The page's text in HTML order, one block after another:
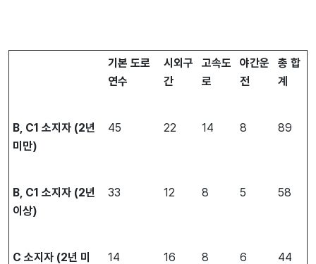
기본 도로
연수
시외구
간
고속도
로
야간운
전
총 합
계
B, C1 소지자 (2년
미만)
45 22 14 8 89
B, C1 소지자 (2년
이상)
33 12 8 5 58
C 소지자 (2년 미 14 16 8 6 44